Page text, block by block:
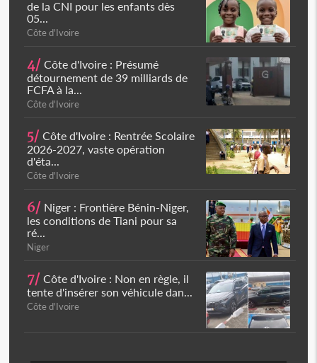
de la CNI pour les enfants dès
05...
Côte d'Ivoire
4/ Côte d'Ivoire : Présumé
détournement de 39 milliards de
FCFA à la...
Côte d'Ivoire
5/ Côte d'Ivoire : Rentrée Scolaire
2026-2027, vaste opération
d'éta...
Côte d'Ivoire
6/ Niger : Frontière Bénin-Niger,
les conditions de Tiani pour sa
ré...
Niger
7/ Côte d'Ivoire : Non en règle, il
tente d'insérer son véhicule dan...
Côte d'Ivoire